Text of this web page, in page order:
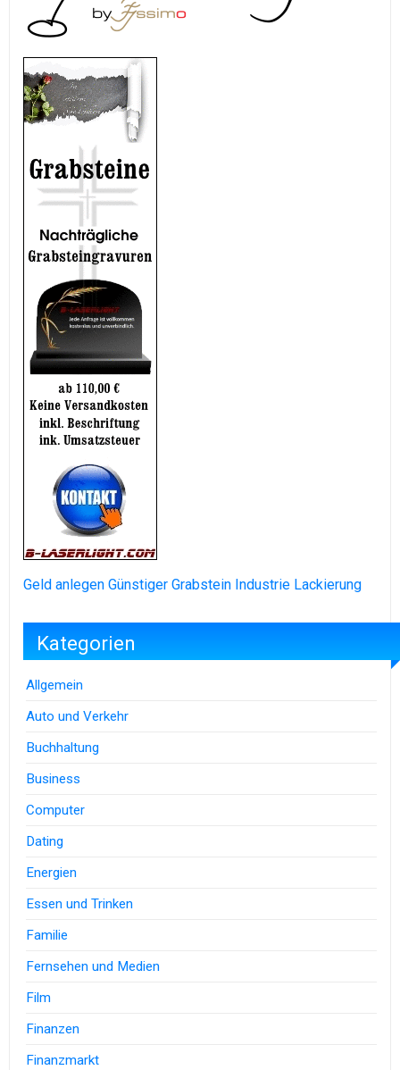
Geld anlegen Günstiger Grabstein Industrie Lackierung
Kategorien
Allgemein
Auto und Verkehr
Buchhaltung
Business
Computer
Dating
Energien
Essen und Trinken
Familie
Fernsehen und Medien
Film
Finanzen
Finanzmarkt